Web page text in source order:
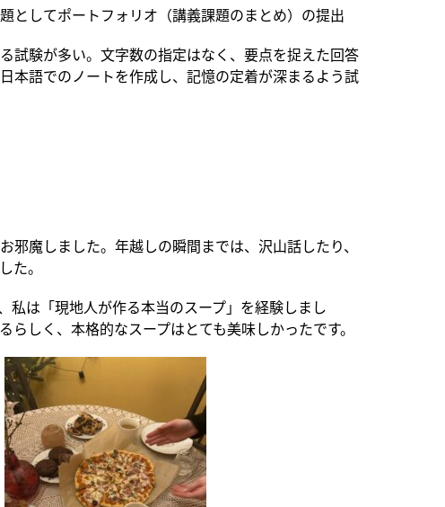
としてポートフォリオ（講義課題のまとめ）の提出
試験が多い。文字数の指定はなく、要点を捉えた回答
本語でのノートを作成し、記憶の定着が深まるよう試
邪魔しました。年越しの瞬間までは、沢山話したり、
た。
私は「現地人が作る本当のスープ」を経験しまし
しく、本格的なスープはとても美味しかったです。